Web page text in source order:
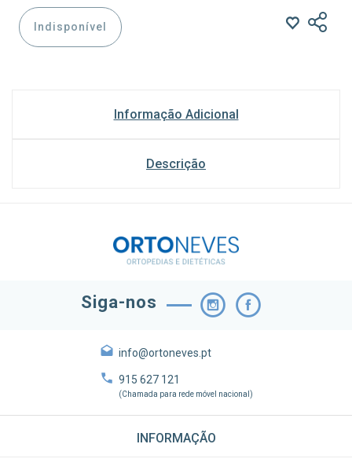
Indisponível
Informação Adicional
Descrição
Siga-nos
info@ortoneves.pt
915 627 121
(Chamada para rede móvel nacional)
INFORMAÇÃO